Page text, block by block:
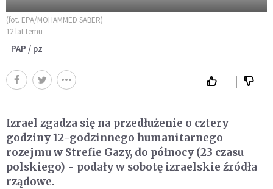
(fot. EPA/MOHAMMED SABER)
12 lat temu
PAP / pz
Izrael zgadza się na przedłużenie o cztery
godziny 12-godzinnego humanitarnego
rozejmu w Strefie Gazy, do północy (23 czasu
polskiego) - podały w sobotę izraelskie źródła
rządowe.